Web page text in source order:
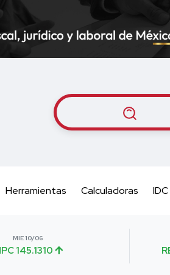
Herramientas Calculadoras
MIE 10/06
145.1310